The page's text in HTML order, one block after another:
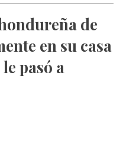
de
en su casa
pasó a